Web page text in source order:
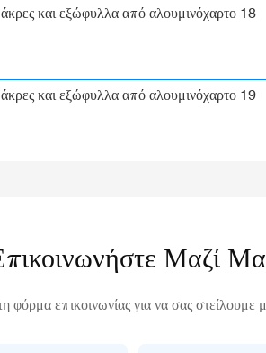
Μαζί
επικοινωνίας για να σας